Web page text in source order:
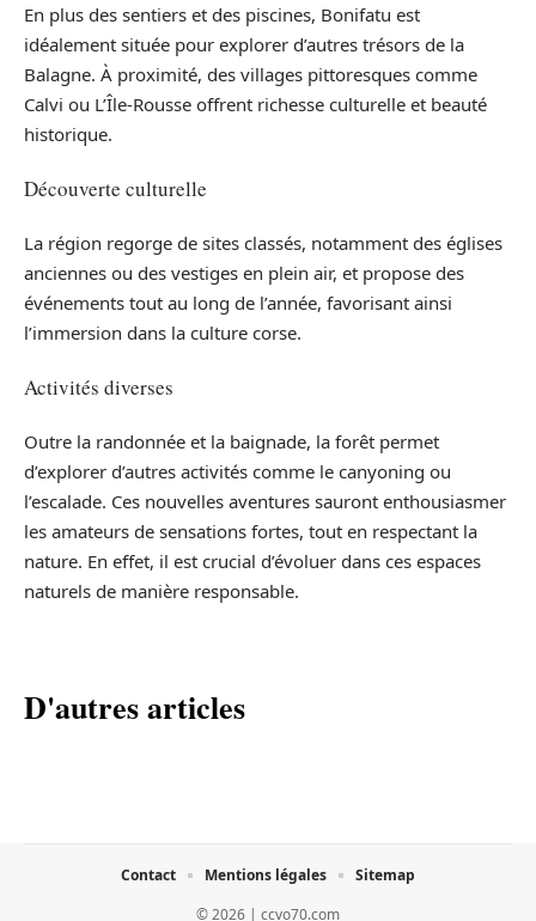
En plus des sentiers et des piscines, Bonifatu est
idéalement située pour explorer d’autres trésors de la
Balagne. À proximité, des villages pittoresques comme
Calvi ou L’Île-Rousse offrent richesse culturelle et beauté
historique.
Découverte culturelle
La région regorge de sites classés, notamment des églises
anciennes ou des vestiges en plein air, et propose des
événements tout au long de l’année, favorisant ainsi
l’immersion dans la culture corse.
Activités diverses
Outre la randonnée et la baignade, la forêt permet
d’explorer d’autres activités comme le canyoning ou
l’escalade. Ces nouvelles aventures sauront enthousiasmer
les amateurs de sensations fortes, tout en respectant la
nature. En effet, il est crucial d’évoluer dans ces espaces
naturels de manière responsable.
D'autres articles
© 2026 | ccvo70.com
Contact Mentions légales Sitemap